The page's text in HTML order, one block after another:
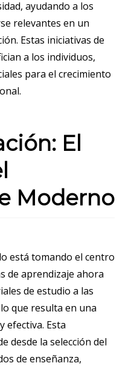
ayudando a los
relevantes en un
Estas iniciativas de
a los individuos,
para el crecimiento
El
Moderno
está tomando el centro
de aprendizaje ahora
de estudio a las
que resulta en una
efectiva. Esta
desde la selección del
de enseñanza,